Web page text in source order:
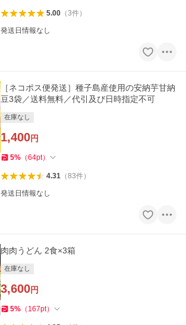
5.00（3件）
発送日情報なし
［ネコポス便発送］種子島産使用の安納芋甘納
豆3袋／送料無料／代引及び日時指定不可
在庫なし
1,400円
5% （64pt）
4.31（83件）
発送日情報なし
肉肉うどん 2食×3箱
在庫なし
3,600円
5% （ 167pt）